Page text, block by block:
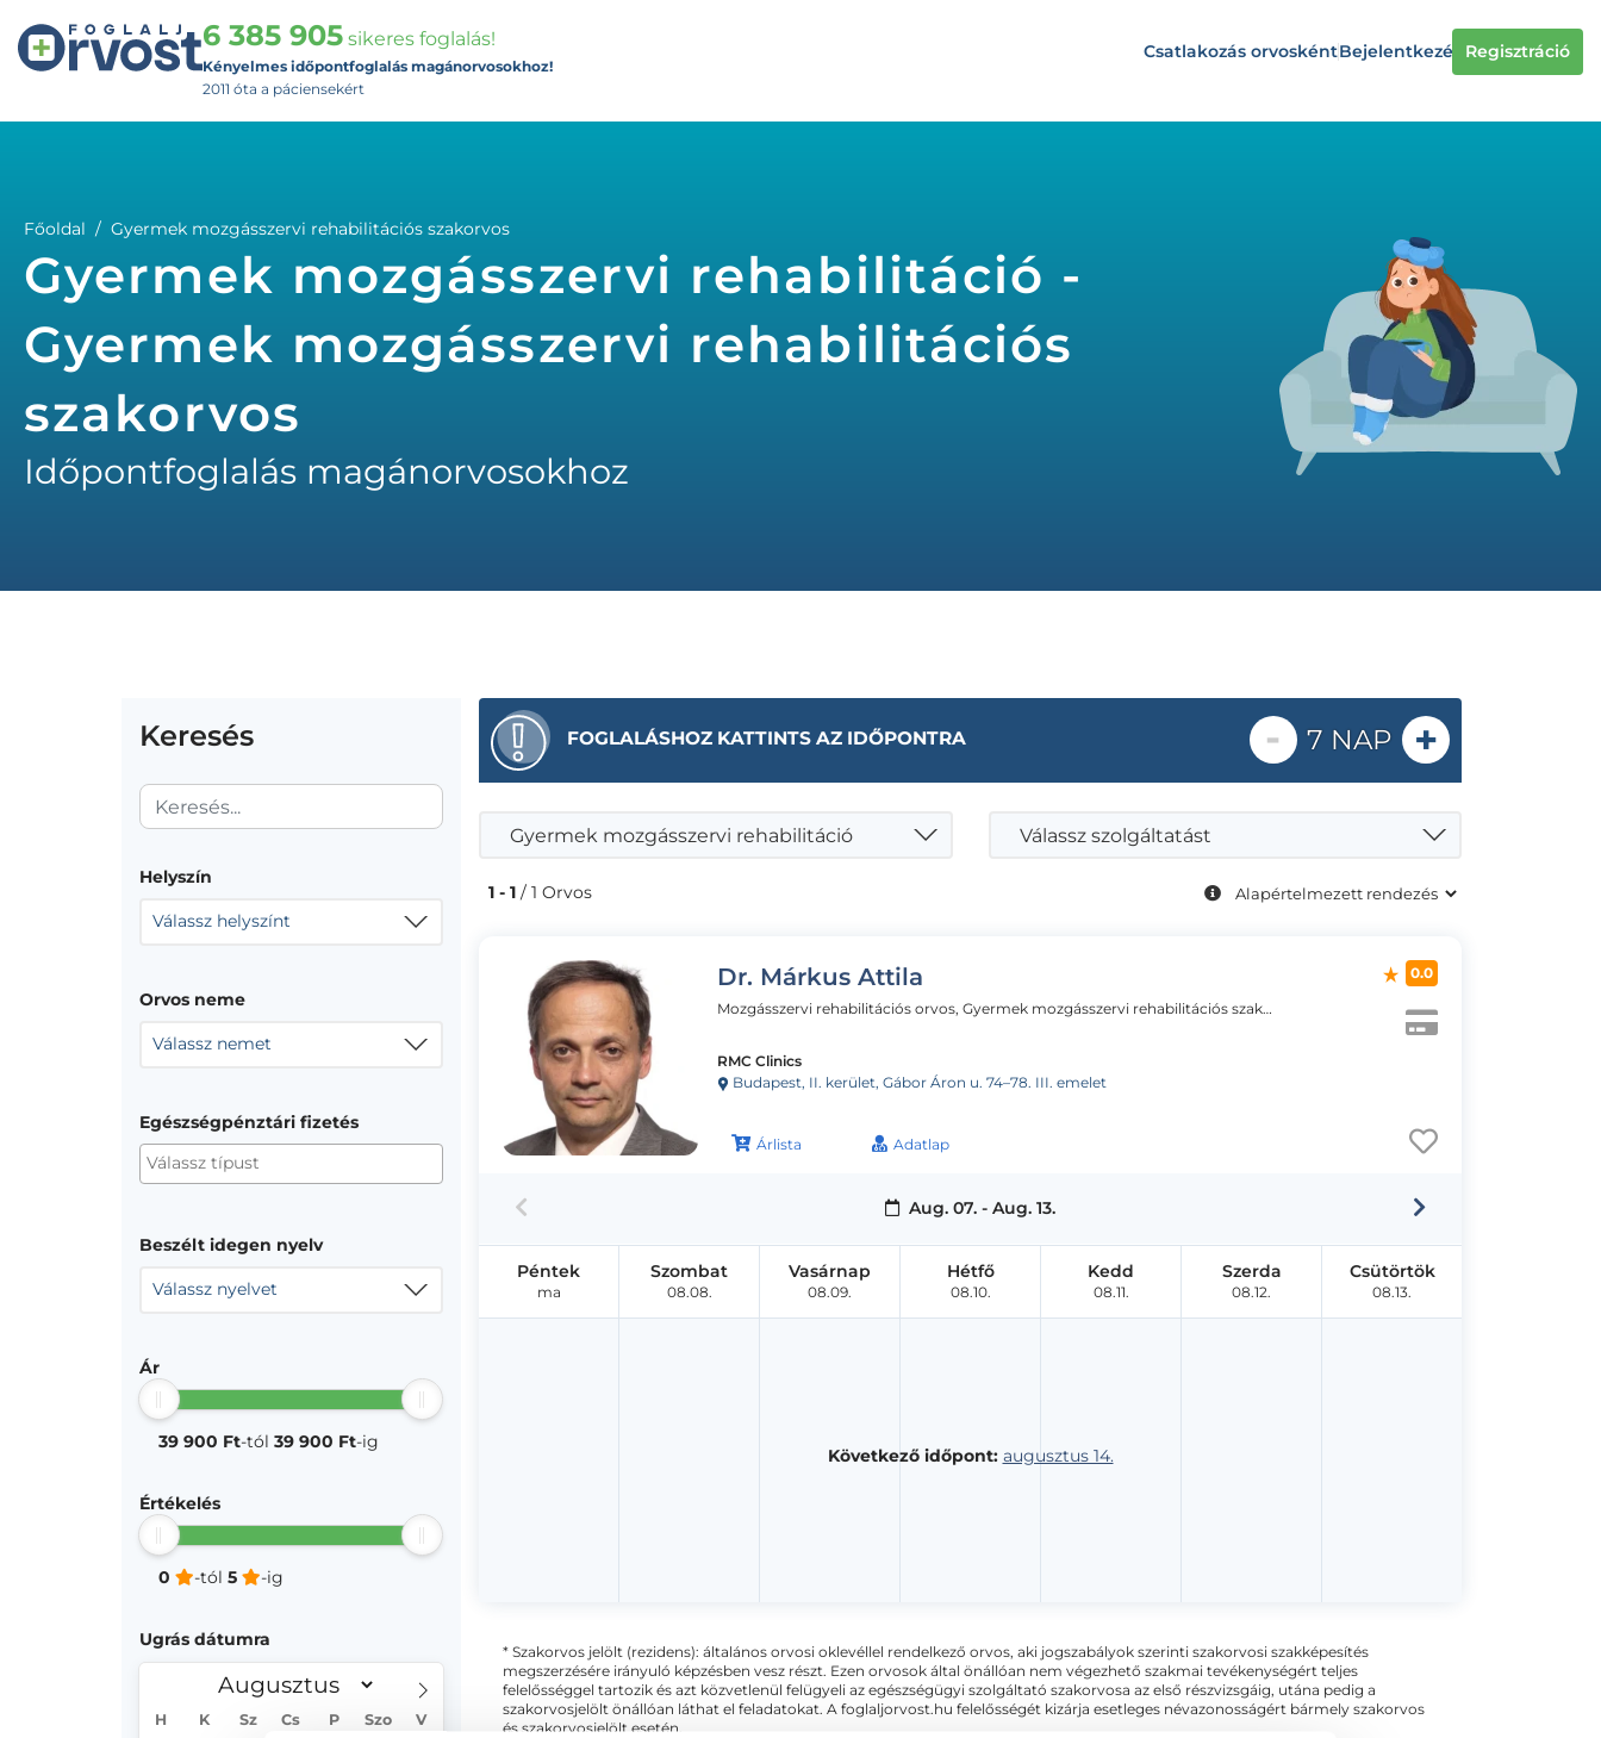
6 385 905 sikeres foglalás!
Kényelmes időpontfoglalás magánorvosokhoz!
2011 óta a páciensekért
Csatlakozás orvoskéntBejelentkezés Regisztráció
Főoldal Gyermek mozgásszervi rehabilitációs szakorvos
Gyermek mozgásszervi rehabilitáció -
Gyermek mozgásszervi rehabilitációs
szakorvos
Időpontfoglalás magánorvosokhoz
Keresés
Helyszín
Válassz helyszínt
Orvos neme
Válassz nemet
Egészségpénztári fizetés
Beszélt idegen nyelv
Válassz nyelvet
Ár
39 900 Ft-tól 39 900 Ft-ig
Értékelés
0 -tól 5 -ig
Ugrás dátumra
H K Sz Cs P Szo V
FOGLALÁSHOZ KATTINTS AZ IDŐPONTRA - 7 NAP +
Gyermek mozgásszervi rehabilitáció Válassz szolgáltatást
1 - 1 / 1 Orvos
Dr. Márkus Attila
Mozgásszervi rehabilitációs orvos, Gyermek mozgásszervi rehabilitációs szakorvos
RMC Clinics
Budapest, II. kerület, Gábor Áron u. 74–78. III. emelet
Árlista Adatlap
0.0
Aug. 07. - Aug. 13.
Következő időpont: augusztus 14.
Péntek
ma
Szombat
08.08.
Vasárnap
08.09.
Hétfő
08.10.
Kedd
08.11.
Szerda
08.12.
Csütörtök
08.13.
* Szakorvos jelölt (rezidens): általános orvosi oklevéllel rendelkező orvos, aki jogszabályok szerinti szakorvosi szakképesítés
megszerzésére irányuló képzésben vesz részt. Ezen orvosok által önállóan nem végezhető szakmai tevékenységért teljes
felelősséggel tartozik és azt közvetlenül felügyeli az egészségügyi szolgáltató szakorvosa az első részvizsgáig, utána pedig a
szakorvosjelölt önállóan láthat el feladatokat. A foglaljorvost.hu felelősségét kizárja esetleges névazonosságért bármely szakorvos
és szakorvosjelölt esetén.